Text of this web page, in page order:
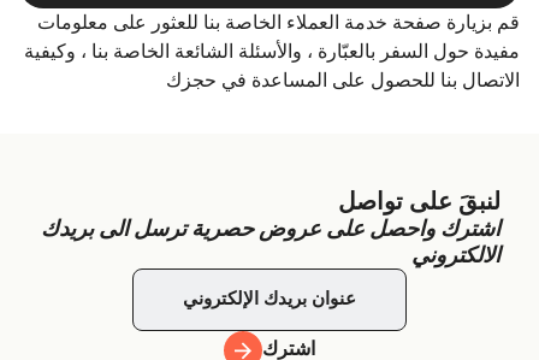
قم بزيارة صفحة خدمة العملاء الخاصة بنا للعثور على معلومات
مفيدة حول السفر بالعبّارة ، والأسئلة الشائعة الخاصة بنا ، وكيفية
الاتصال بنا للحصول على المساعدة في حجزك
لنبقَ على تواصل
اشترك واحصل على عروض حصرية ترسل الى بريدك
الالكتروني
اشترك